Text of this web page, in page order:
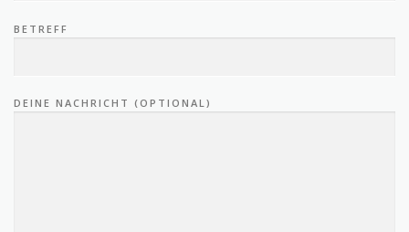
BETREFF
DEINE NACHRICHT (OPTIONAL)